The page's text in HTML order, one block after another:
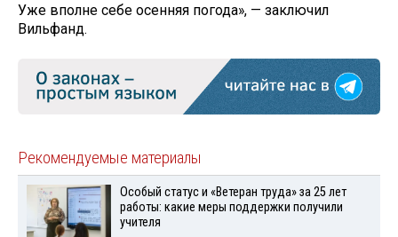
Уже вполне себе осенняя погода», — заключил
Вильфанд.
Рекомендуемые материалы
Особый статус и «Ветеран труда» за 25 лет
работы: какие меры поддержки получили
учителя